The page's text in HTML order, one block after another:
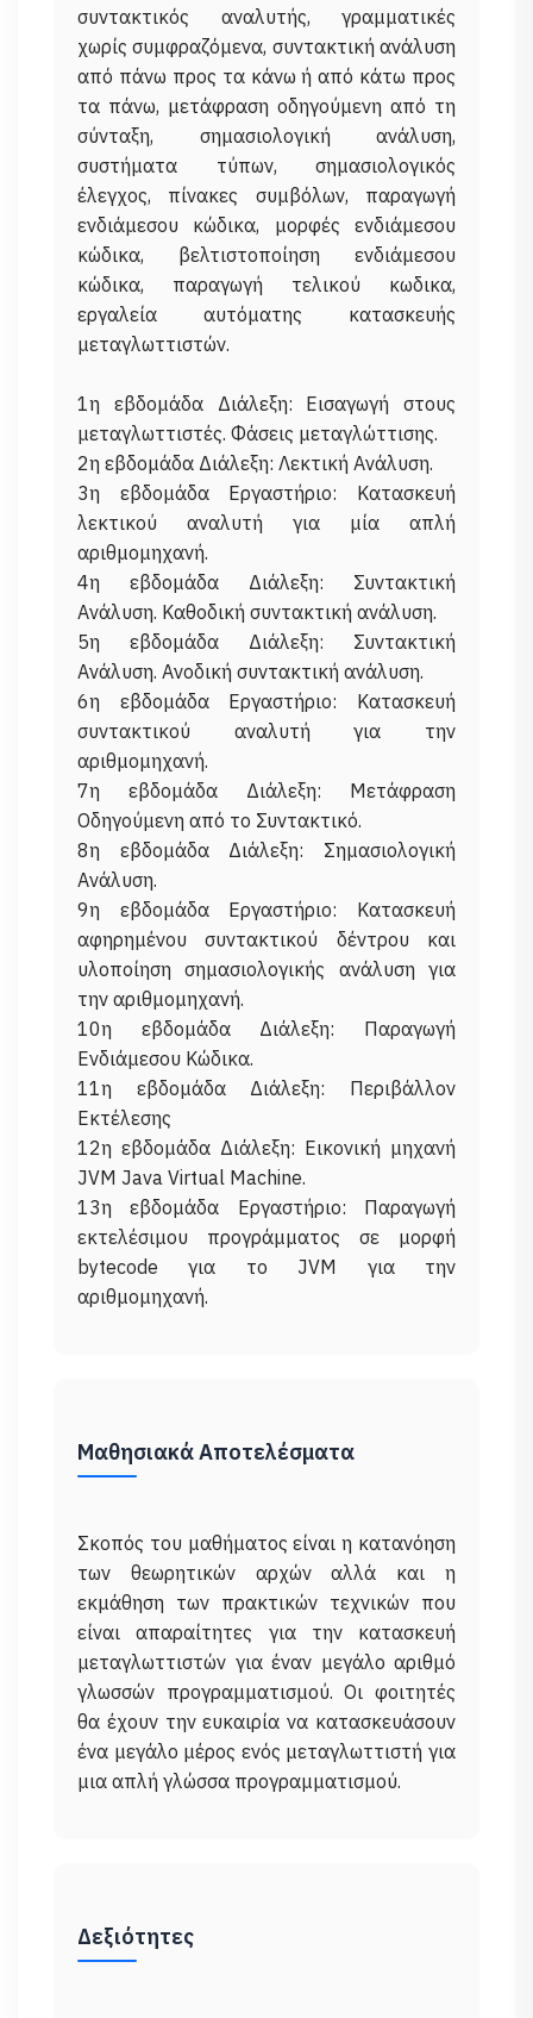
συντακτικός αναλυτής, γραμματικές
χωρίς συμφραζόμενα, συντακτική ανάλυση
από πάνω προς τα κάνω ή από κάτω προς
τα πάνω, μετάφραση οδηγούμενη από τη
σύνταξη, σημασιολογική ανάλυση,
συστήματα τύπων, σημασιολογικός
έλεγχος, πίνακες συμβόλων, παραγωγή
ενδιάμεσου κώδικα, μορφές ενδιάμεσου
κώδικα, βελτιστοποίηση ενδιάμεσου
κώδικα, παραγωγή τελικού κωδικα,
εργαλεία αυτόματης κατασκευής
μεταγλωττιστών.
1η εβδομάδα Διάλεξη: Εισαγωγή στους
μεταγλωττιστές. Φάσεις μεταγλώττισης.
2η εβδομάδα Διάλεξη: Λεκτική Ανάλυση.
3η εβδομάδα Εργαστήριο: Κατασκευή
λεκτικού αναλυτή για μία απλή
αριθμομηχανή.
4η εβδομάδα Διάλεξη: Συντακτική
Ανάλυση. Καθοδική συντακτική ανάλυση.
5η εβδομάδα Διάλεξη: Συντακτική
Ανάλυση. Ανοδική συντακτική ανάλυση.
6η εβδομάδα Εργαστήριο: Κατασκευή
συντακτικού αναλυτή για την
αριθμομηχανή.
7η εβδομάδα Διάλεξη: Μετάφραση
Οδηγούμενη από το Συντακτικό.
8η εβδομάδα Διάλεξη: Σημασιολογική
Ανάλυση.
9η εβδομάδα Εργαστήριο: Κατασκευή
αφηρημένου συντακτικού δέντρου και
υλοποίηση σημασιολογικής ανάλυση για
την αριθμομηχανή.
10η εβδομάδα Διάλεξη: Παραγωγή
Ενδιάμεσου Κώδικα.
11η εβδομάδα Διάλεξη: Περιβάλλον
Εκτέλεσης
12η εβδομάδα Διάλεξη: Εικονική μηχανή
JVM Java Virtual Machine.
13η εβδομάδα Εργαστήριο: Παραγωγή
εκτελέσιμου προγράμματος σε μορφή
bytecode για το JVM για την
Μαθησιακά Αποτελέσματα
Σκοπός του μαθήματος είναι η κατανόηση
των θεωρητικών αρχών αλλά και η
εκμάθηση των πρακτικών τεχνικών που
είναι απαραίτητες για την κατασκευή
μεταγλωττιστών για έναν μεγάλο αριθμό
γλωσσών προγραμματισμού. Οι φοιτητές
θα έχουν την ευκαιρία να κατασκευάσουν
ένα μεγάλο μέρος ενός μεταγλωττιστή για
Δεξιότητες